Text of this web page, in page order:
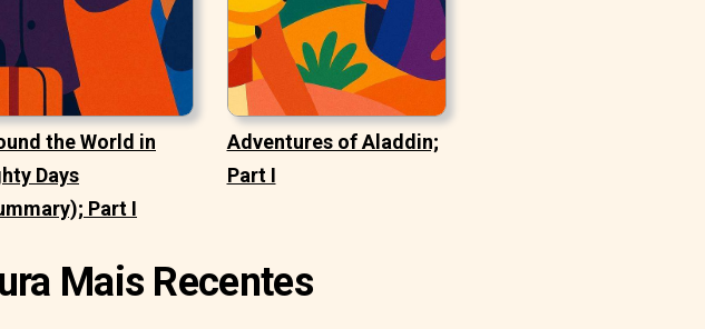
the World in
Days
Part I
Adventures of Aladdin;
Part I
Mais Recentes